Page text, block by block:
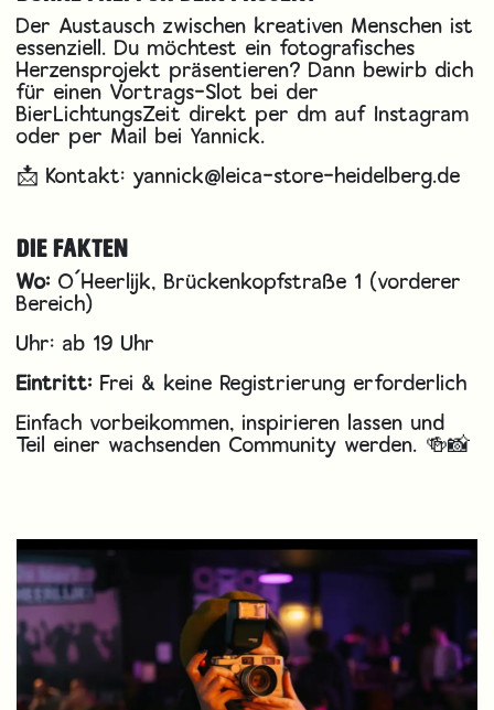
Der Austausch zwischen kreativen Menschen ist
essenziell. Du möchtest ein fotografisches
Herzensprojekt präsentieren? Dann bewirb dich
für einen Vortrags-Slot bei der
BierLichtungsZeit direkt per dm auf Instagram
oder per Mail bei Yannick.
📩 Kontakt: yannick@leica-store-heidelberg.de
DIE FAKTEN
Wo: O´Heerlijk, Brückenkopfstraße 1 (vorderer
Bereich)
Uhr: ab 19 Uhr
Eintritt: Frei & keine Registrierung erforderlich
Einfach vorbeikommen, inspirieren lassen und
Teil einer wachsenden Community werden. 🍻📸